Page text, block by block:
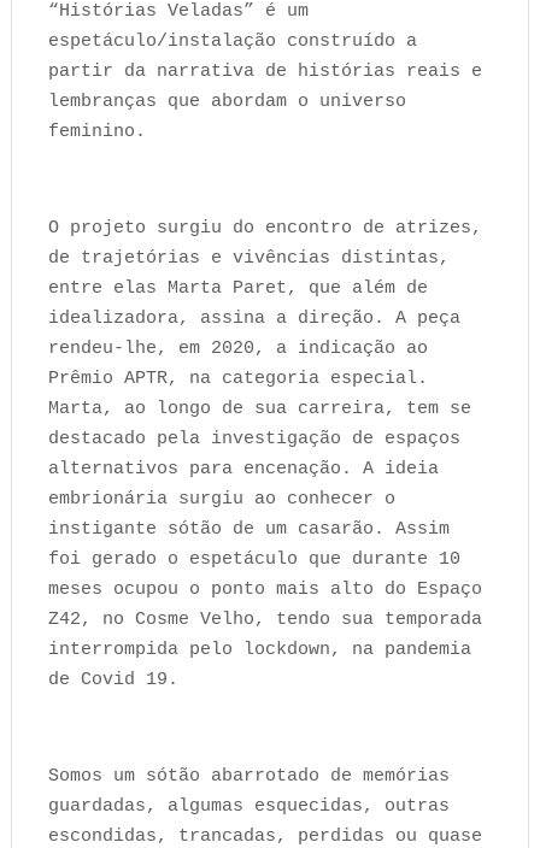
“Histórias Veladas” é um
espetáculo/instalação construído a
partir da narrativa de histórias reais e
lembranças que abordam o universo
feminino.
O projeto surgiu do encontro de atrizes,
de trajetórias e vivências distintas,
entre elas Marta Paret, que além de
idealizadora, assina a direção. A peça
rendeu-lhe, em 2020, a indicação ao
Prêmio APTR, na categoria especial.
Marta, ao longo de sua carreira, tem se
destacado pela investigação de espaços
alternativos para encenação. A ideia
embrionária surgiu ao conhecer o
instigante sótão de um casarão. Assim
foi gerado o espetáculo que durante 10
meses ocupou o ponto mais alto do Espaço
Z42, no Cosme Velho, tendo sua temporada
interrompida pelo lockdown, na pandemia
de Covid 19.
Somos um sótão abarrotado de memórias
guardadas, algumas esquecidas, outras
escondidas, trancadas, perdidas ou quase